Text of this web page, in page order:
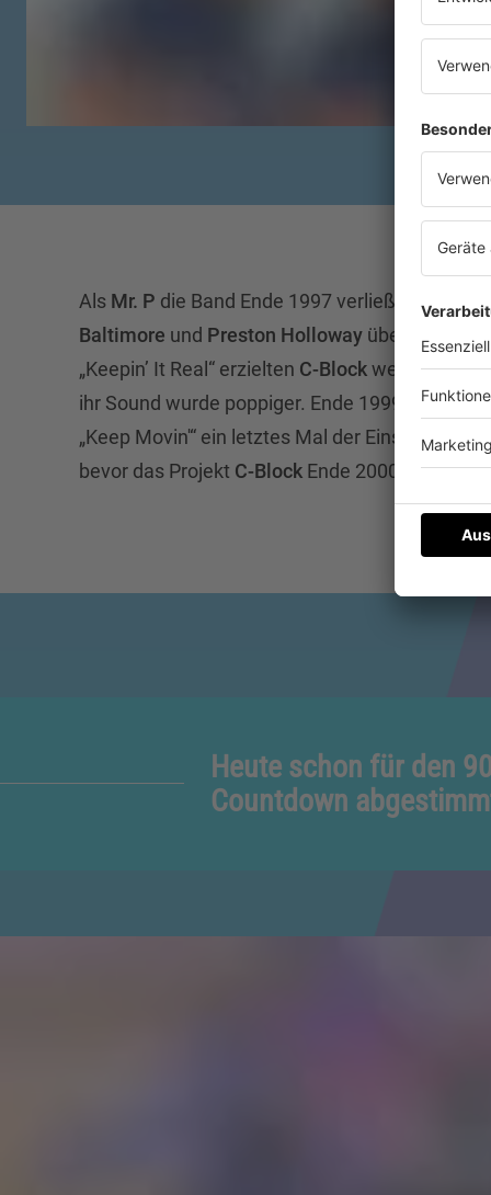
Als Mr. P die Band Ende 1997 verließ, wurde
Baltimore und Preston Holloway
„Keepin’ It Real“ erzielten C-Blockweniger
ihr Sound wurde poppiger. Ende 1999 gelang
„Keep Movin'“ ein letztes Mal der Einstieg in
bevor das Projekt C-Block Ende 2000
Heute schon für den
Countdown